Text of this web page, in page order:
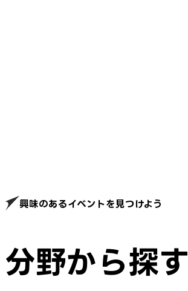
興味のあるイベントを見つけよう
分野から探す